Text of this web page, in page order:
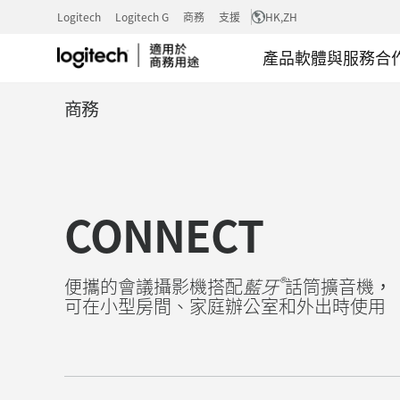
羅
CONNECT
Logitech Logitech G 商務 支援 HK,ZH
產品軟體與服務合
商務
CONNECT
便攜的會議攝影機搭配藍牙®話筒擴音機，
可在小型房間、家庭辦公室和外出時使用